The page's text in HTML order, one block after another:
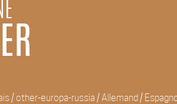
/ other-europa-russia / Allemand /